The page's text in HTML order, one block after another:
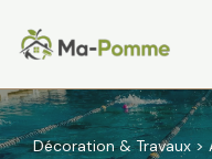
Aller
au
contenu
Décoration & Travaux>